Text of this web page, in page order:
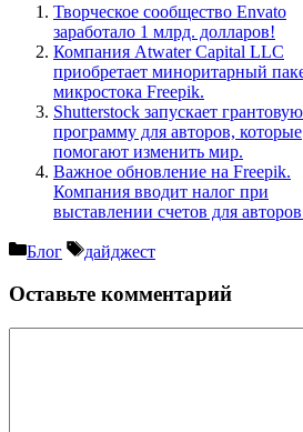
Творческое сообщество Envato
заработало 1 млрд. долларов!
Компания Atwater Capital LLC
приобретает миноритарный
микростока Freepik.
Shutterstock запускает грантовую
программу для авторов, которые
помогают изменить мир.
Важное обновление на Freepik.
Компания вводит налог при
выставлении счетов для
Рубрики
Блог Метки
дайджест
Оставьте комментарий